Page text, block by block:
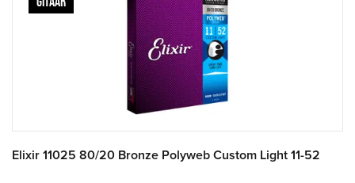
Elixir 11025 80/20 Bronze Polyweb Custom Light 11-52